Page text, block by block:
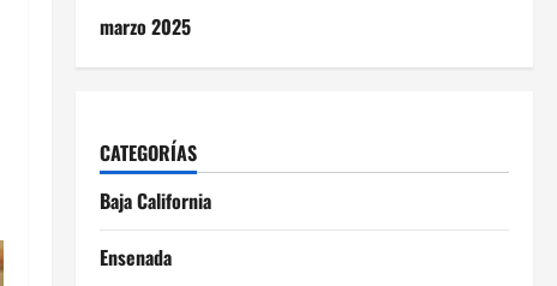
marzo 2025
CATEGORÍAS
Baja California
Ensenada